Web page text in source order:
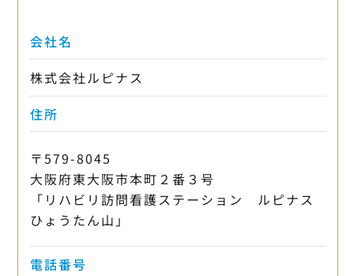
会社名
株式会社ルピナス
住所
〒579-8045
大阪府東大阪市本町２番３号
「リハビリ訪問看護ステーション ルピナス
ひょうたん山」
電話番号